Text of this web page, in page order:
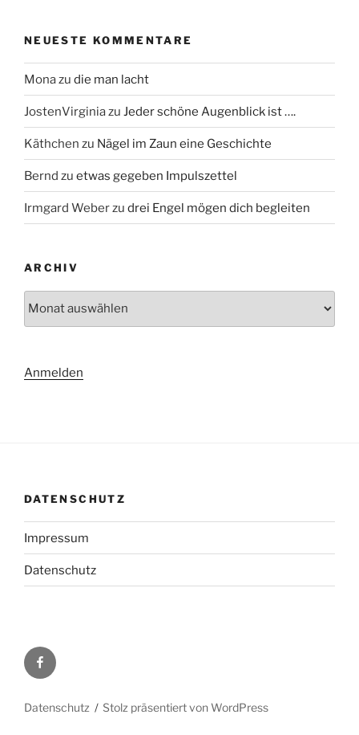
NEUESTE KOMMENTARE
Monazu die man lacht
JostenVirginiazu Jeder schöne Augenblick ist ….
Käthchen zu Nägel im Zaun eine Geschichte
Bernd zu etwas gegeben Impulszettel
Irmgard Weberzu drei Engel mögen dich begleiten
ARCHIV
Anmelden
DATENSCHUTZ
Impressum
Datenschutz
Facebook
Datenschutz Stolz präsentiert von WordPress